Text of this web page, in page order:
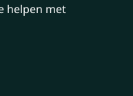
helpen met